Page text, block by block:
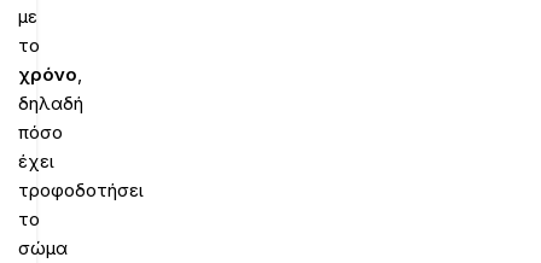
με
το
χρόνο,
δηλαδή
πόσο
έχει
τροφοδοτήσει
το
σώμα